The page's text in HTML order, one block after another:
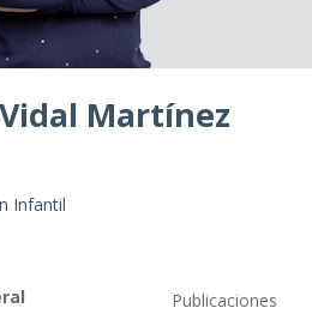
Martínez
Infantil
Publicaciones